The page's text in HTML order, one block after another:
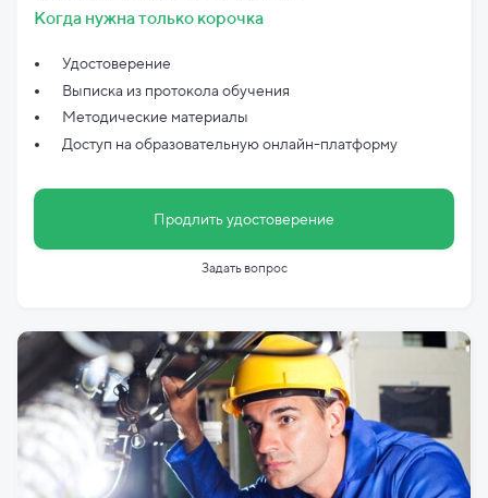
Когда нужна только корочка
Удостоверение
Выписка из протокола обучения
Методические материалы
Доступ на образовательную онлайн-платформу
Продлить удостоверение
Задать вопрос